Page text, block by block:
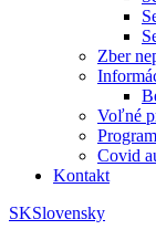
Zber
Voľné
Covid
Kontakt
SKSlovensky